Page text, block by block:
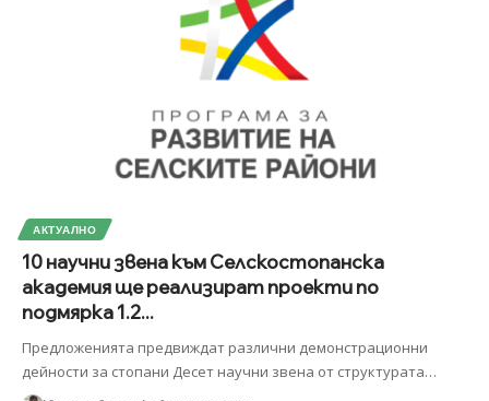
АКТУАЛНО
10 научни звена към Селскостопанска
академия ще реализират проекти по
подмярка 1.2...
Предложенията предвиждат различни демонстрационни
дейности за стопани Десет научни звена от структурата…